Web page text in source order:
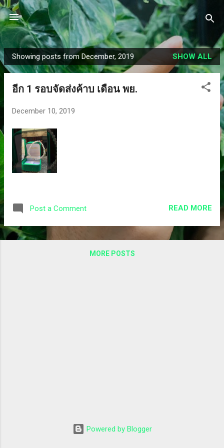
Skip to main content
P
o
Showing posts from December, 2019 SHOW ALL
อีก 1 รอบจัดส่งค้าบ เดือน พย.
December 10, 2019
Post a Comment READ MORE
MORE POSTS
Powered by Blogger